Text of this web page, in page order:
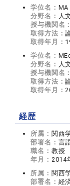
学位名：
分野名： 人
授与機関名：
取得方法：
取得年月：
学位名：
分野名： 人
授与機関名：
取得方法：
取得年月：
経歴
所属： 関西
部署名： 言
職名： 教授
年月： 2014
所属： 関西
部署名： 経